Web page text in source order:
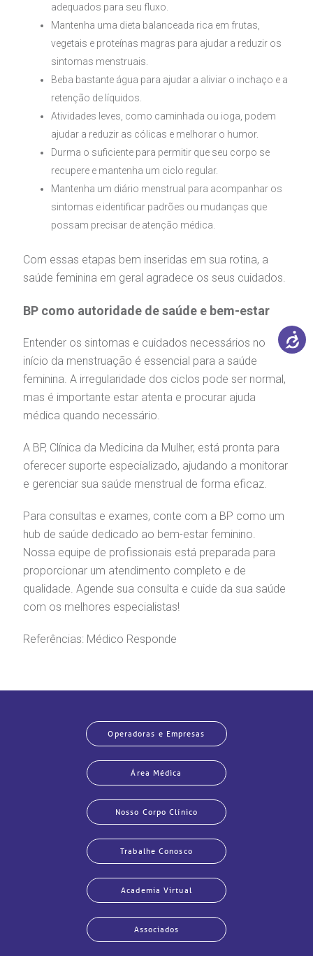
adequados para seu fluxo.
Mantenha uma dieta balanceada rica em frutas,
vegetais e proteínas magras para ajudar a reduzir os
sintomas menstruais.
Beba bastante água para ajudar a aliviar o inchaço e a
retenção de líquidos.
Atividades leves, como caminhada ou ioga, podem
ajudar a reduzir as cólicas e melhorar o humor.
Durma o suficiente para permitir que seu corpo se
recupere e mantenha um ciclo regular.
Mantenha um diário menstrual para acompanhar os
sintomas e identificar padrões ou mudanças que
possam precisar de atenção médica.
Com essas etapas bem inseridas em sua rotina, a
saúde feminina em geral agradece os seus cuidados.
BP como autoridade de saúde e bem-estar
Entender os sintomas e cuidados necessários no
início da menstruação é essencial para a saúde
feminina. A irregularidade dos ciclos pode ser normal,
mas é importante estar atenta e procurar ajuda
médica quando necessário.
A BP, Clínica da Medicina da Mulher, está pronta para
oferecer suporte especializado, ajudando a monitorar
e gerenciar sua saúde menstrual de forma eficaz.
Para consultas e exames, conte com a BP como um
hub de saúde dedicado ao bem-estar feminino.
Nossa equipe de profissionais está preparada para
proporcionar um atendimento completo e de
qualidade. Agende sua consulta e cuide da sua saúde
com os melhores especialistas!
Referências: Médico Responde
Operadoras e Empresas
Área Médica
Nosso Corpo Clínico
Trabalhe Conosco
Academia Virtual
Associados